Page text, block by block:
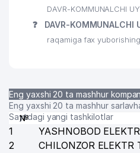
DAVR-KOMMUNALCHI
❓ DAVR-
raqamiga fax
Eng yaxshi 20 ta mashhur
Eng yaxshi 20 ta mashhur
Saytdagi yangi tashkilotlar
№
1 YASHNOBOD
2
CHILONZOR